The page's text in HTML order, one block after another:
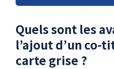
Quels sont les
l’ajout d’un co-
carte grise ?